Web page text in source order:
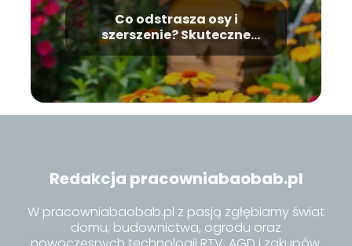
Co odstrasza osy i
szerszenie? Skuteczne
metody na te owady
Redakcja pracowniabaobab.pl
W pracowniabaobab.pl z pasją zgłębiamy świat
domu, budownictwa, ogrodu oraz